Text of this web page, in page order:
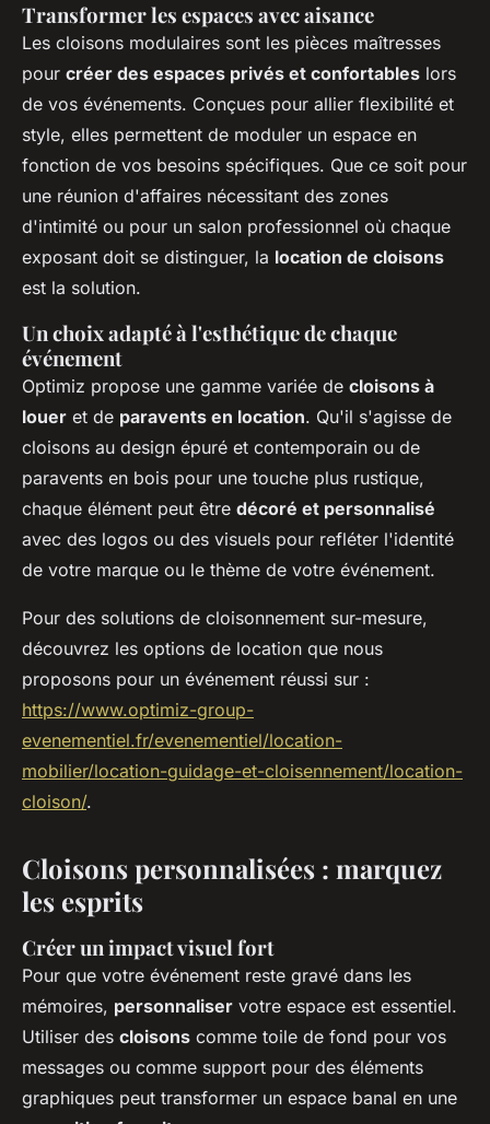
Transformer les espaces avec aisance
Les cloisons modulaires sont les pièces maîtresses
pour créer des espaces privés et confortables lors
de vos événements. Conçues pour allier flexibilité et
style, elles permettent de moduler un espace en
fonction de vos besoins spécifiques. Que ce soit pour
une réunion d'affaires nécessitant des zones
d'intimité ou pour un salon professionnel où chaque
exposant doit se distinguer, la location de cloisons
est la solution.
Un choix adapté à l'esthétique de chaque
événement
Optimiz propose une gamme variée de cloisons à
louer et de paravents en location. Qu'il s'agisse de
cloisons au design épuré et contemporain ou de
paravents en bois pour une touche plus rustique,
chaque élément peut être décoré et personnalisé
avec des logos ou des visuels pour refléter l'identité
de votre marque ou le thème de votre événement.
Pour des solutions de cloisonnement sur-mesure,
découvrez les options de location que nous
proposons pour un événement réussi sur :
https://www.optimiz-group-
evenementiel.fr/evenementiel/location-
mobilier/location-guidage-et-cloisennement/location-
cloison/.
Cloisons personnalisées : marquez
les esprits
Créer un impact visuel fort
Pour que votre événement reste gravé dans les
mémoires, personnaliser votre espace est essentiel.
Utiliser des cloisons comme toile de fond pour vos
messages ou comme support pour des éléments
graphiques peut transformer un espace banal en une